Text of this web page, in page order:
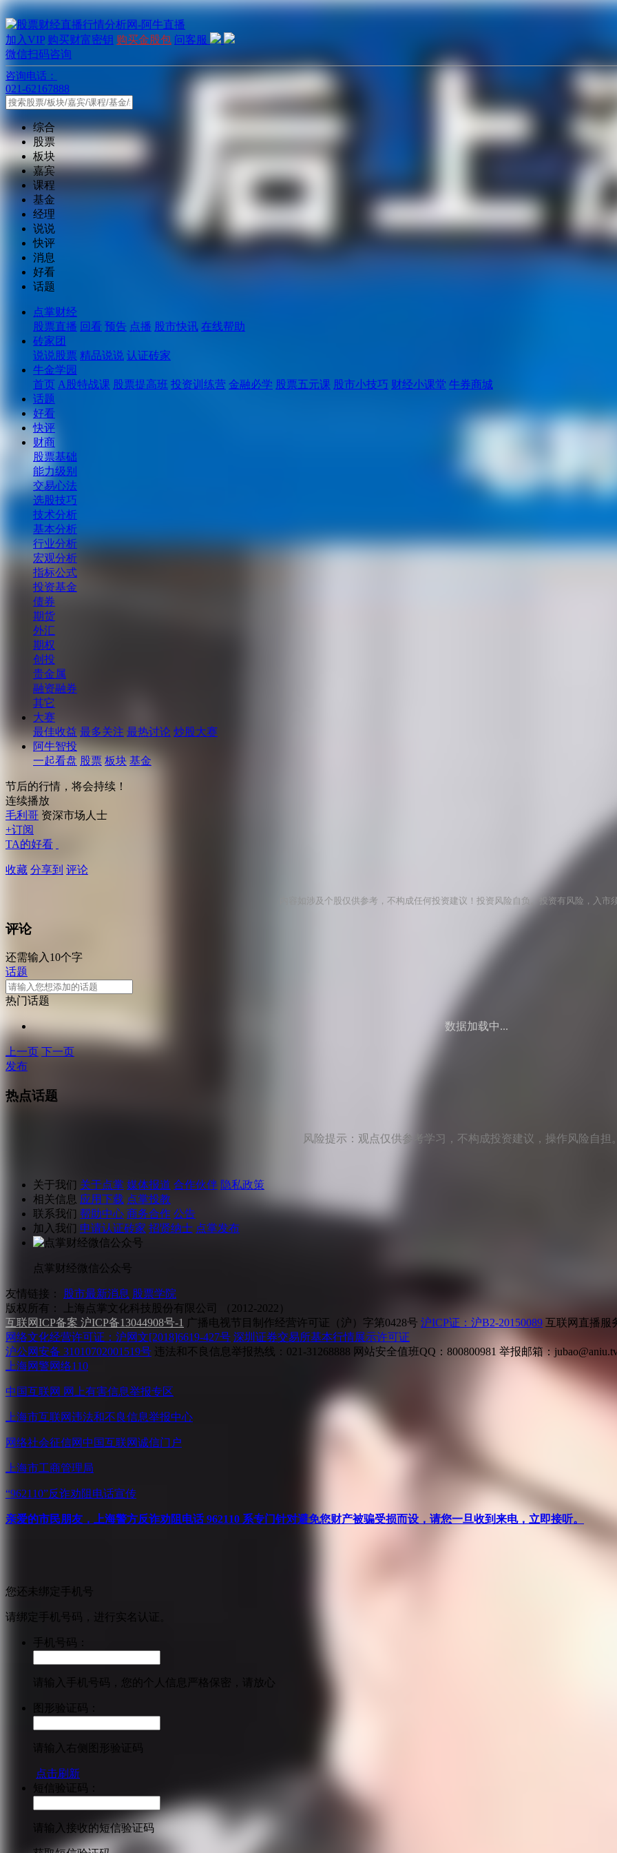
加入VIP 购买财富密钥 购买金股包 问客服
微信扫码咨询
咨询电话：
021-62167888
综合
股票
板块
嘉宾
课程
基金
经理
说说
快评
消息
好看
话题
点掌财经
股票直播 回看 预告 点播 股市快讯 在线帮助
砖家团
说说股票 精品说说 认证砖家
牛金学园
首页 A股特战课 股票提高班 投资训练营 金融必学 股票五元课 股市小技巧 财经小课堂 牛券商城
话题
好看
快评
财商
股票基础
能力级别
交易心法
选股技巧
技术分析
基本分析
行业分析
宏观分析
指标公式
投资基金
债券
期货
外汇
期权
创投
贵金属
融资融券
其它
大赛
最佳收益 最多关注 最热讨论 炒股大赛
阿牛智投
一起看盘 股票 板块 基金
节后的行情，将会持续！
连续播放
毛利哥 资深市场人士
+订阅
TA的好看
收藏 分享到 评论
内容如涉及个股仅供参考，不构成任何投资建议！投资风险自负。投资有风险，入市
评论
还需输入10个字
话题
热门话题
数据加载中...
上一页 下一页
发布
热点话题
风险提示：观点仅供参考学习，不构成投资建议，操作风险自担
关于我们 关于点掌 媒体报道 合作伙伴 隐私政策
相关信息 应用下载 点掌投教
联系我们 帮助中心 商务合作 公告
加入我们 申请认证砖家 招贤纳士 点掌发布
点掌财经微信公众号
友情链接： 股市最新消息 股票学院
版权所有：
上海点掌文化科技股份有限公司 （2012-2022）
互联网ICP备案 沪ICP备13044908号-1 广播电视节目制作经营许可证（沪）字第0428号 沪ICP证：沪B2-20150089 互联网直播服
网络文化经营许可证：沪网文[2018]6619-427号 深圳证券交易所基本行情展示许可证
沪公网安备 31010702001519号 违法和不良信息举报热线：021-31268888 网站安全值班QQ：800800981 举报邮箱：
上海网警网络110
中国互联网 网上有害信息举报专区
上海市互联网违法和不良信息举报中心
网络社会征信网 中国互联网诚信门户
上海市工商管理局
“962110”反诈劝阻电话宣传
亲爱的市民朋友，上海警方反诈劝阻电话 962110 系专门针对避免您财产被骗受损而设，请您一旦收到来电，立即接听。
您还未绑定手机号
请绑定手机号码，进行实名认证。
手机号码：
请输入手机号码，您的个人信息严格保密，请放心
图形验证码：
请输入右侧图形验证码
点击刷新
短信验证码：
请输入接收的短信验证码